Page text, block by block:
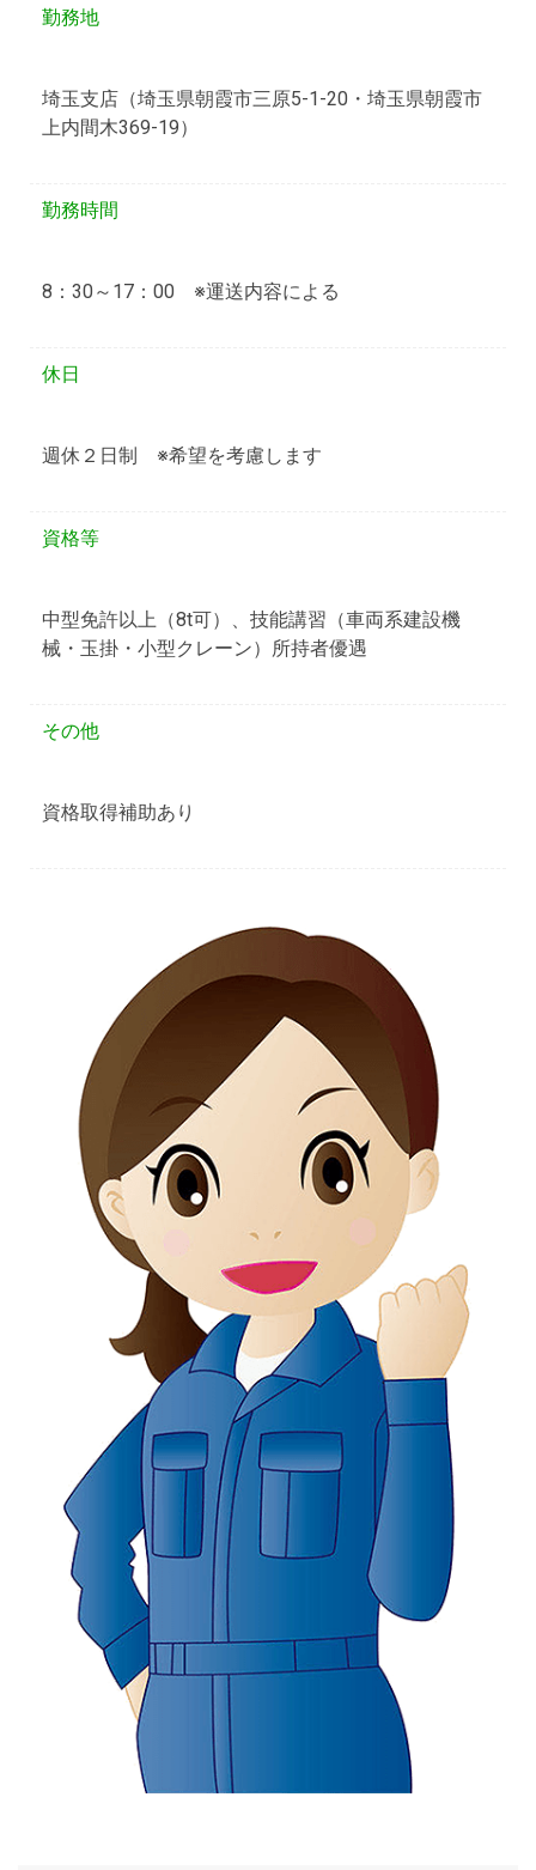
勤務地
埼玉支店（埼玉県朝霞市三原5-1-20・埼玉県朝霞市
上内間木369-19）
勤務時間
8：30～17：00 ※運送内容による
休日
週休２日制 ※希望を考慮します
資格等
中型免許以上（8t可）、技能講習（車両系建設機
械・玉掛・小型クレーン）所持者優遇
その他
資格取得補助あり